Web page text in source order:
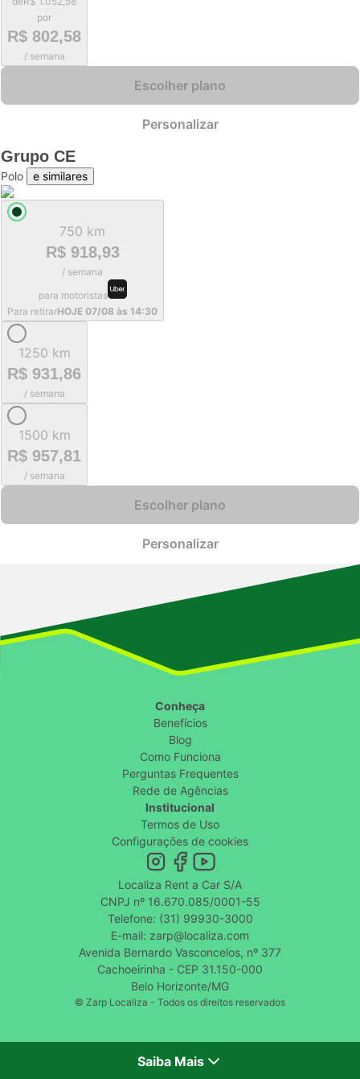
por
R$ 802,58
/ semana
Escolher plano
Personalizar
Grupo CE
Polo e similares
750 km
R$ 918,93
/ semana
para motoristas
Para retirarHOJE 07/08 às 14:30
1250 km
R$ 931,86
/ semana
1500 km
R$ 957,81
/ semana
Escolher plano
Personalizar
Conheça
Benefícios
Blog
Como Funciona
Perguntas Frequentes
Rede de Agências
Institucional
Termos de Uso
Configurações de cookies
Localiza Rent a Car S/A
CNPJ nº 16.670.085/0001-55
Telefone: (31) 99930-3000
E-mail: zarp@localiza.com
Avenida Bernardo Vasconcelos, nº 377
Cachoeirinha - CEP 31.150-000
Belo Horizonte/MG
© Zarp Localiza - Todos os direitos reservados
Saiba Mais